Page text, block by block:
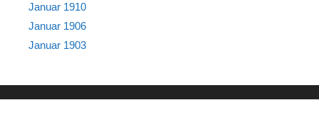
Januar 1910
Januar 1906
Januar 1903